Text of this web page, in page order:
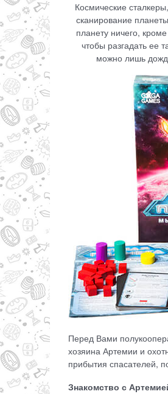
Космические
сканирование
планету ничего,
чтобы разгадать ее
можно лишь
Перед Вами
хозяина Артемии и
прибытия спасателей,
Знакомство с